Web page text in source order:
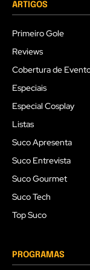
ARTIGOS
Primeiro Gole
Reviews
Cobertura de
Especiais
Especial Cosplay
Listas
Suco Apresenta
Suco Entrevista
Suco Gourmet
Suco Tech
Top Suco
PROGRAMAS